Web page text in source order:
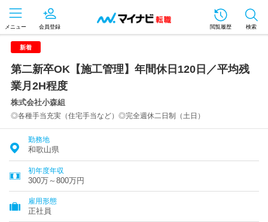
メニュー 会員登録 閲覧履歴 検索
新着
第二新卒OK【施工管理】年間休日120日／平均残
業月2H程度
株式会社小森組
◎各種手当充実（住宅手当など）◎完全週休二日制（土日）
勤務地
和歌山県
初年度年収
300万～800万円
雇用形態
正社員